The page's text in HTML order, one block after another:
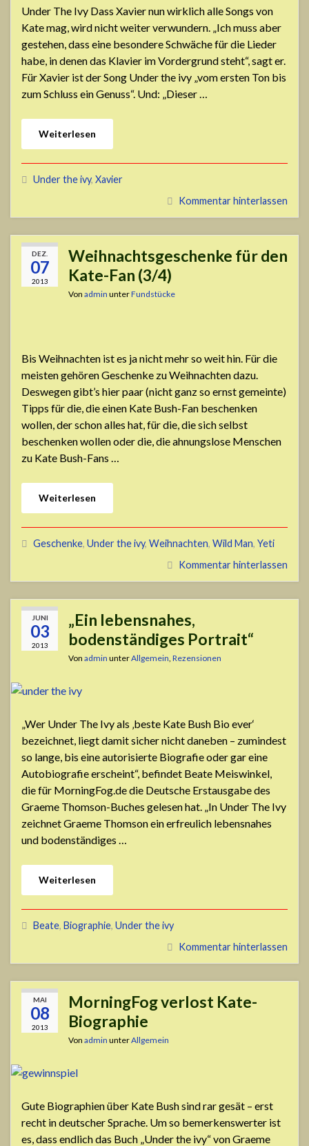
Under The Ivy Dass Xavier nun wirklich alle Songs von
Kate mag, wird nicht weiter verwundern. „Ich muss aber
gestehen, dass eine besondere Schwäche für die Lieder
habe, in denen das Klavier im Vordergrund steht“, sagt er.
Für Xavier ist der Song Under the ivy „vom ersten Ton bis
zum Schluss ein Genuss“. Und: „Dieser …
Weiterlesen
Under the ivy, Xavier
Kommentar hinterlassen
DEZ.
07
2013
Weihnachtsgeschenke für den
Kate-Fan (3/4)
Von admin unterFundstücke
Bis Weihnachten ist es ja nicht mehr so weit hin. Für die
meisten gehören Geschenke zu Weihnachten dazu.
Deswegen gibt’s hier paar (nicht ganz so ernst gemeinte)
Tipps für die, die einen Kate Bush-Fan beschenken
wollen, der schon alles hat, für die, die sich selbst
beschenken wollen oder die, die ahnungslose Menschen
zu Kate Bush-Fans …
Weiterlesen
Geschenke, Under the ivy, Weihnachten, Wild Man, Yeti
Kommentar hinterlassen
JUNI
03
2013
„Ein lebensnahes,
bodenständiges Portrait“
Von admin unterAllgemein, Rezensionen
„Wer Under The Ivy als ‚beste Kate Bush Bio ever‘
bezeichnet, liegt damit sicher nicht daneben – zumindest
so lange, bis eine autorisierte Biografie oder gar eine
Autobiografie erscheint“, befindet Beate Meiswinkel,
die für MorningFog.de die Deutsche Erstausgabe des
Graeme Thomson-Buches gelesen hat. „In Under The Ivy
zeichnet Graeme Thomson ein erfreulich lebensnahes
und bodenständiges …
Weiterlesen
Beate, Biographie, Under the ivy
Kommentar hinterlassen
MAI
08
2013
MorningFog verlost Kate-
Biographie
Von admin unterAllgemein
Gute Biographien über Kate Bush sind rar gesät – erst
recht in deutscher Sprache. Um so bemerkenswerter ist
es, dass endlich das Buch „Under the ivy“ von Graeme